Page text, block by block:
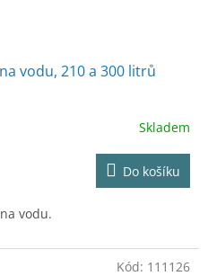
vodu, 210 a 300 litrů
Skladem
Do košíku
vodu.
Kód: 111126